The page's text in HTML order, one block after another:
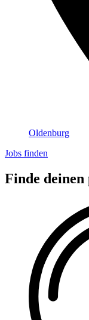
Oldenburg
Jobs finden
Finde deinen